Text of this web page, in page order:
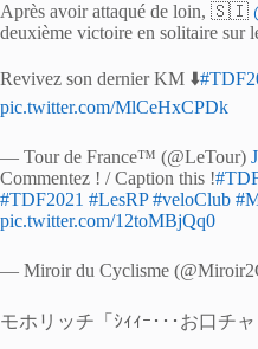
Après avoir attaqué de loin, 🇸🇮
deuxième victoire en solitaire sur
Revivez son dernier KM ⬇️
pic.twitter.com/MlCeHxCPDk
— Tour de France™ (@LeTour)
Commentez ! / Caption this !
#TDF2021 #LesRP #veloClub
pic.twitter.com/12toMBjQq0
— Miroir du Cyclisme
モホリッチ「ｼｨｨｰ･･･お口チャ